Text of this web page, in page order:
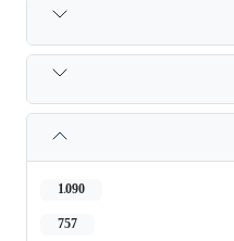
1,090
757